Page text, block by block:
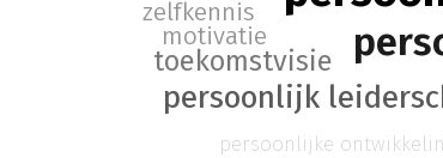
persoonlijk
toekomstvisie
motivatie
zelfkennis
persoonlijke